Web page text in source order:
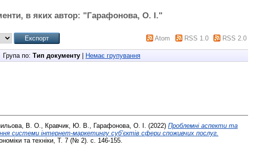
в яких автор: "Гарафонова, О. І."
Atom RSS 1.0 RSS 2.0
Група по: Тип документу Немає групування
В. О. Кравчик, Ю. В. Гарафонова, О. І. (2022) Проблемні аспекти та
системи інтернет-маркетингу суб’єктів сфери споживчих послуг.
та техніки, Т. 7 (№ 2). с. 146-155.